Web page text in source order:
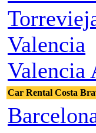
Valencia
Valencia
Car Rental Costa